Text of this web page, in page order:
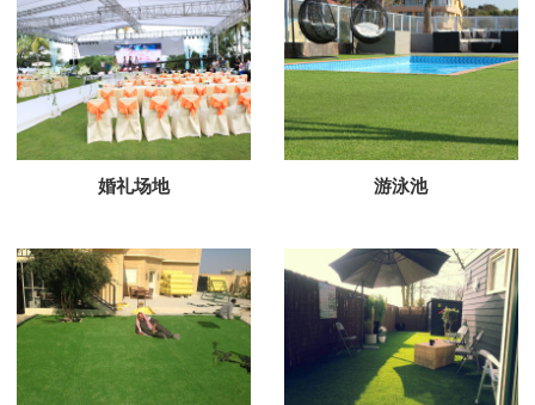
婚礼场地 游泳池